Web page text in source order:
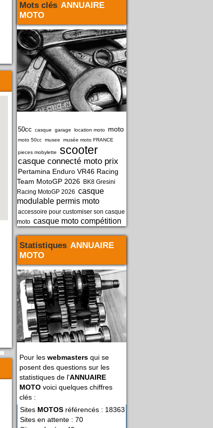
Mots clés ANNUAIRE
MOTO
50cc casque garage location moto moto
moto 50cc musee musée moto FRANCE
pieces mobylette scooter
casque connecté moto prix
Pertamina Enduro VR46 Racing
Team MotoGP 2026
BK8 Gresini
Racing MotoGP 2026 casque
modulable permis moto
accessoire pour customiser son casque
moto casque moto compétition
Statistiques ANNUAIRE
MOTO
Pour les webmasters qui se
posent des questions sur les
statistiques de l'ANNUAIRE
MOTO voici quelques chiffres
clés :
Sites MOTOS référencés : 18363
Sites en attente : 70